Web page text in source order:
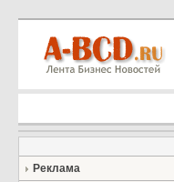
Реклама